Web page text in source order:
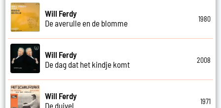
Will Ferdy
De averulle en de blomme
1980
Will Ferdy
De dag dat het kindje komt
2008
Will Ferdy
De duivel
1971